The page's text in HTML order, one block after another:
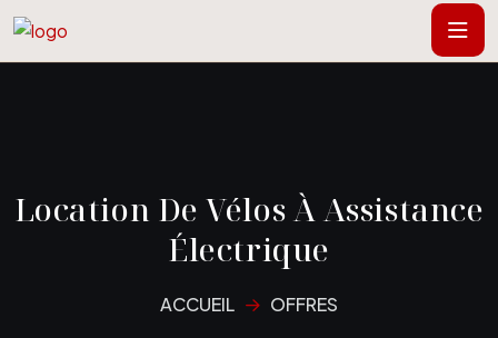
Location De Vélos À Assistance
Électrique
ACCUEIL OFFRES